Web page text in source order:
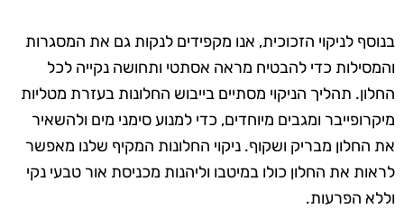
בנוסף לניקוי הזכוכית, אנו מקפידים לנקות גם את המסגרות
והמסילות כדי להבטיח מראה אסתטי ותחושה נקייה לכל
החלון. תהליך הניקוי מסתיים בייבוש החלונות בעזרת מטליות
מיקרופייבר ומגבים מיוחדים, כדי למנוע סימני מים ולהשאיר
את החלון מבריק ושקוף. ניקוי החלונות המקיף שלנו מאפשר
לראות את החלון כולו במיטבו וליהנות מכניסת אור טבעי נקי
וללא הפרעות.